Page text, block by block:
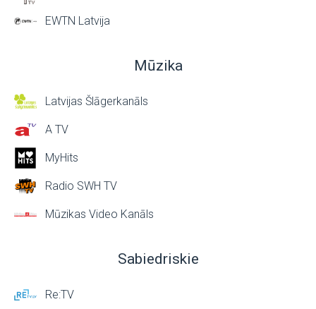
EWTN Latvija
Mūzika
Latvijas Šlāgerkanāls
A TV
MyHits
Radio SWH TV
Mūzikas Video Kanāls
Sabiedriskie
Re:TV